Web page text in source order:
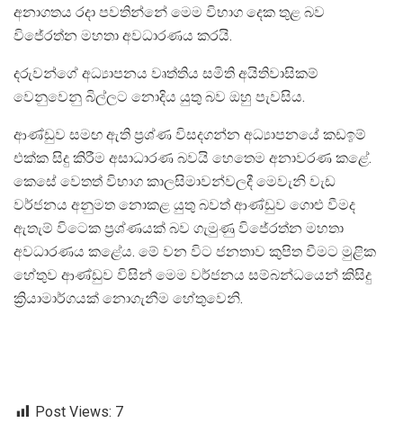
අනාගතය රදා පවතින්නේ මෙම විභාග දෙක තුළ බව
විජේරත්න මහතා අවධාරණය කරයි.
දරුවන්ගේ අධ්‍යාපනය වෘත්තිය සමිති අයිතිවාසිකම්
වෙනුවෙනු බිල්ලට නොදිය යුතු බව ඔහු පැවසිය.
ආණ්ඩුව සමඟ ඇති ප්‍රශ්ණ විසදගන්න අධ්‍යාපනයේ කඩඉම්
එක්ක සිදු කිරීම අසාධාරණ බවයි හෙතෙම අනාවරණ කළේ.
කෙසේ වෙතත් විභාග කාලසිමාවන්වලදී මෙවැනි වැඩ
වර්ජනය අනුමත නොකළ යුතු බවත් ආණ්ඩුව ගොළු වීමද
ඇතැම් විටෙක ප්‍රශ්ණයක් බව ගැමුණු විජේරත්න මහතා
අවධාරණය කළේය. මේ වන විට ජනතාව කුපිත වීමට මුළික
හේතුව ආණ්ඩුව විසින් මෙම වර්ජනය සම්බන්ධයෙන් කිසිදු
ක්‍රියාමාර්ගයක් නොගැනීම හේතුවෙනි.
Post Views: 7